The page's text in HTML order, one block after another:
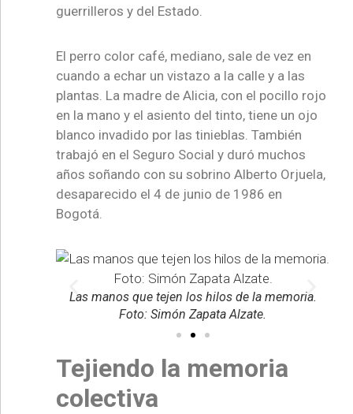
guerrilleros y del Estado.
El perro color café, mediano, sale de vez en
cuando a echar un vistazo a la calle y a las
plantas. La madre de Alicia, con el pocillo rojo
en la mano y el asiento del tinto, tiene un ojo
blanco invadido por las tinieblas. También
trabajó en el Seguro Social y duró muchos
años soñando con su sobrino Alberto Orjuela,
desaparecido el 4 de junio de 1986 en
Bogotá.
Las manos que tejen los hilos de la memoria.
Foto: Simón Zapata Alzate.
Tejiendo la memoria
colectiva